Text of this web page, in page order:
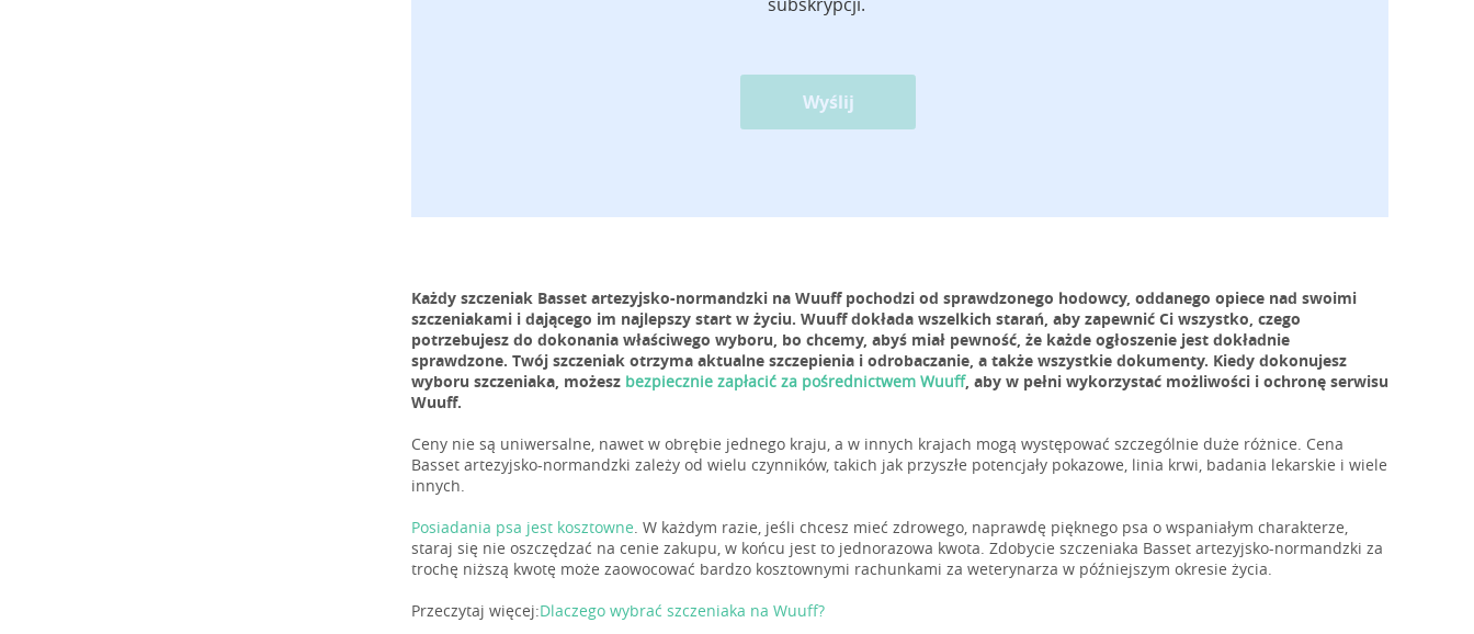
Wyślij
Każdy szczeniak Basset artezyjsko-normandzki na Wuuff pochodzi od sprawdzonego hodowcy, oddanego opiece nad swoimi
szczeniakami i dającego im najlepszy start w życiu. Wuuff dokłada wszelkich starań, aby zapewnić Ci wszystko, czego
potrzebujesz do dokonania właściwego wyboru, bo chcemy, abyś miał pewność, że każde ogłoszenie jest dokładnie
sprawdzone. Twój szczeniak otrzyma aktualne szczepienia i odrobaczanie, a także wszystkie dokumenty. Kiedy dokonujesz
wyboru szczeniaka, możesz bezpiecznie zapłacić za pośrednictwem Wuuff, aby w pełni wykorzystać możliwości i ochronę serwisu
Wuuff.
Ceny nie są uniwersalne, nawet w obrębie jednego kraju, a w innych krajach mogą występować szczególnie duże różnice. Cena
Basset artezyjsko-normandzki zależy od wielu czynników, takich jak przyszłe potencjały pokazowe, linia krwi, badania lekarskie i wiele
innych.
Posiadania psa jest kosztowne. W każdym razie, jeśli chcesz mieć zdrowego, naprawdę pięknego psa o wspaniałym charakterze,
staraj się nie oszczędzać na cenie zakupu, w końcu jest to jednorazowa kwota. Zdobycie szczeniaka Basset artezyjsko-normandzki za
trochę niższą kwotę może zaowocować bardzo kosztownymi rachunkami za weterynarza w późniejszym okresie życia.
Przeczytaj więcej:Dlaczego wybrać szczeniaka na Wuuff?